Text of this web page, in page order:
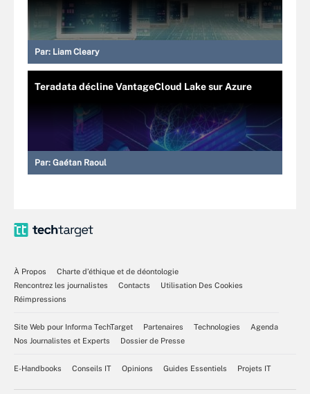
Par: Liam Cleary
Teradata décline VantageCloud Lake sur Azure
Par: Gaétan Raoul
À Propos
Charte d’éthique et de déontologie
Rencontrez les journalistes
Contacts
Utilisation Des Cookies
Réimpressions
Site Web pour Informa TechTarget Partenaires Technologies
Agenda
Nos Journalistes et Experts
Dossier de Presse
E-Handbooks Conseils IT Opinions Guides Essentiels Projets IT